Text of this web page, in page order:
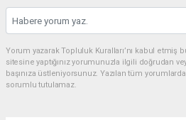
Yorum yazarak Topluluk Kuralları’nı kabul
sitesine yaptığınız yorumunuzla ilgili doğrudan
başınıza üstleniyorsunuz. Yazılan tüm
sorumlu tutulamaz.